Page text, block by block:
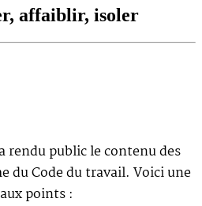
affaiblir, isoler
rendu public le contenu des
du Code du travail. Voici une
points :